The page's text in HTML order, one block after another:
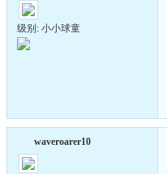
级别: 小小球童
waveroarer10